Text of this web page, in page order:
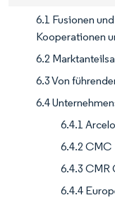
6.1 Fusionen
Kooperationen
6.2
6.3 Von
6.4
6.4.1
6.4.2 CMC
6.4.3 CMR
6.4.4